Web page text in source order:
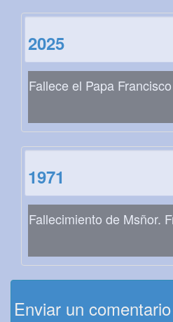
2025
Fallece el Papa Francisco
1971
Fallecimiento de Msñor.
Enviar un comentario